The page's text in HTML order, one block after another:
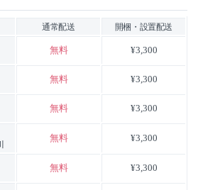
通常配送 開梱・設置配送
無料 ¥3,300
無料 ¥3,300
無料 ¥3,300
無料 ¥3,300
無料 ¥3,300